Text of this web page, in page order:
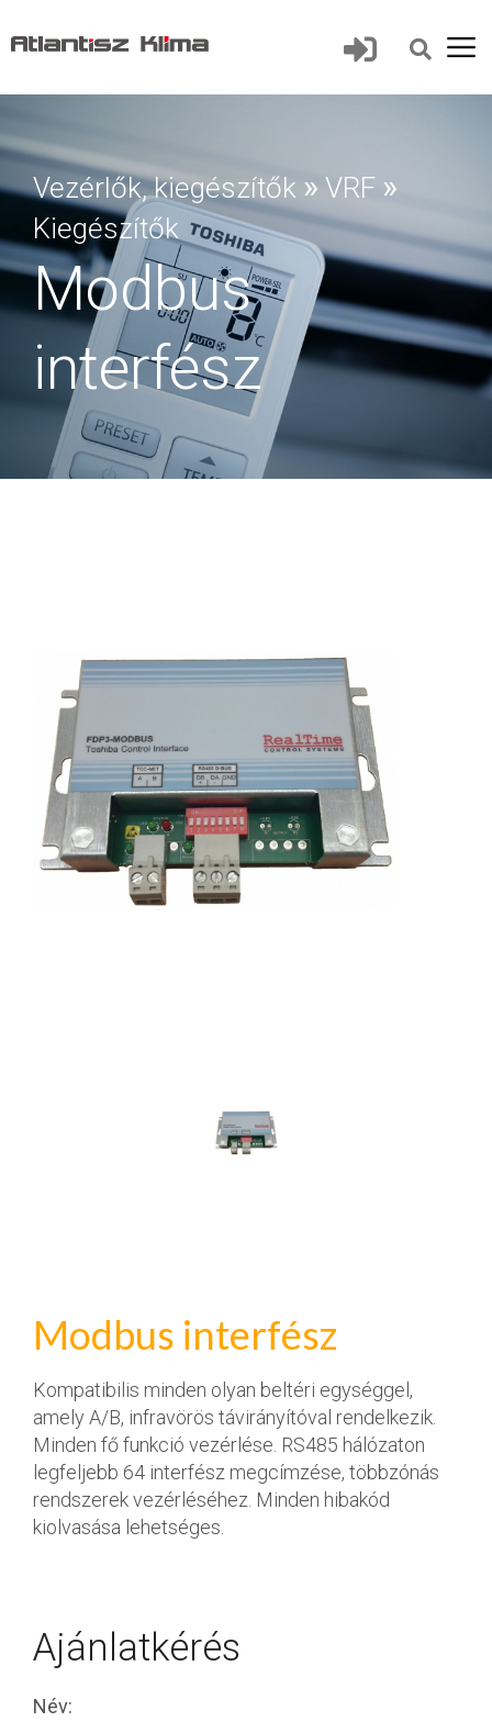
Vezérlők, kiegészítők » VRF »
Kiegészítők
Modbus
interfész
Modbus interfész
Kompatibilis minden olyan beltéri egységgel,
amely A/B, infravörös távirányítóval rendelkezik.
Minden fő funkció vezérlése. RS485 hálózaton
legfeljebb 64 interfész megcímzése, többzónás
rendszerek vezérléséhez. Minden hibakód
kiolvasása lehetséges.
Ajánlatkérés
Név: